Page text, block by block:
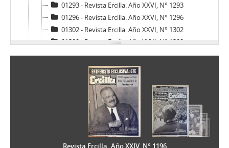
01293 - Revista Ercilla. Año XXVI, N° 1293
01296 - Revista Ercilla. Año XXVI, N° 1296
01302 - Revista Ercilla. Año XXVI, N° 1302
01309 - Revista Ercilla. Año XXVI, N° 1309
01328 - Revista Ercilla. Año XXVI, N° 1328
01339 - Revista Ercilla. Año XXVII, N° 1339
01345 - Revista Ercilla. Año XXVII, N° 1345
01351 - Revista Ercilla. Año XXVII, N° 1351
01352 - Revista Ercilla. Año XXVII, N° 1352
01357 - Revista Ercilla. Año XXVII, N° 1357
01359 - Revista Ercilla. Año XXVII, N° 1359
01360 - Revista Ercilla. Año XXVI, N° 1360
Revista Ercilla. Año XXIV, N° 1196